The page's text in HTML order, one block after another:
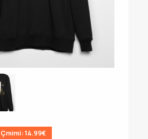
Çmimi: 14.99€